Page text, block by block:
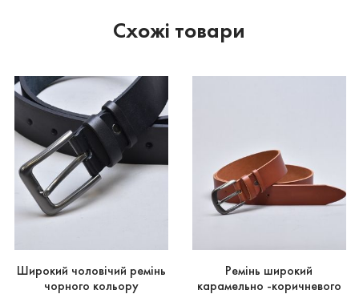
Схожі товари
Широкий чоловічий ремінь
чорного кольору
Ремінь широкий
карамельно -коричневого